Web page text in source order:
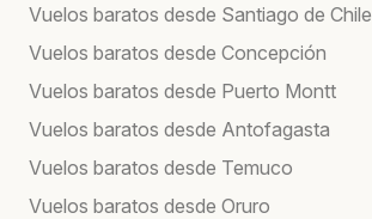
Vuelos baratos desde Santiago de Chile
Vuelos baratos desde Concepción
Vuelos baratos desde Puerto Montt
Vuelos baratos desde Antofagasta
Vuelos baratos desde Temuco
Vuelos baratos desde Oruro